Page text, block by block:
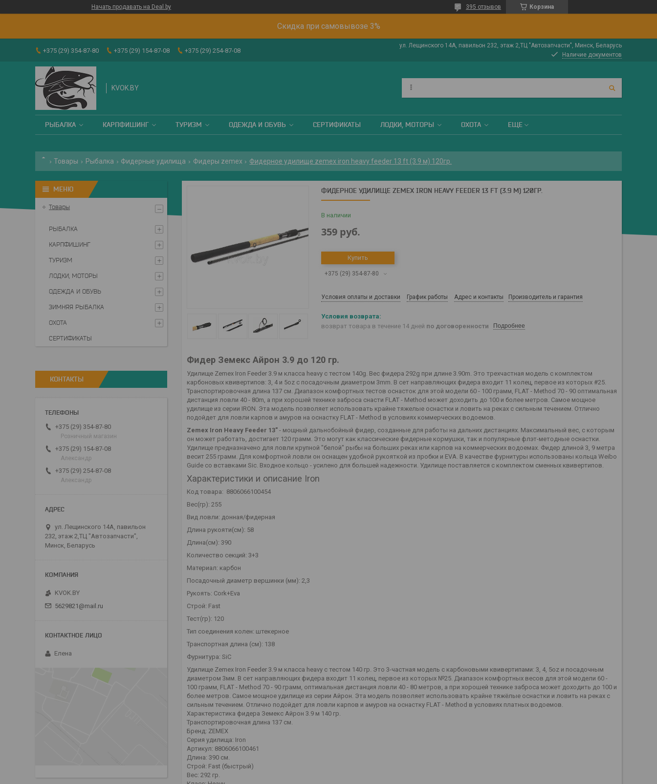
Начать продавать на Deal.by Корзина
395 отзывов
Скидка при самовывозе 3%
+375 (29) 354-87-80 +375 (29) 154-87-08 +375 (29) 254-87-08
ул. Лещинского 14А, павильон 232, этаж 2,ТЦ "Автозапчасти", Минск, Беларусь
Наличие документов
KVOK.BY
РЫБАЛКА КАРПФИШИНГ ТУРИЗМ ОДЕЖДА И ОБУВЬ СЕРТИФИКАТЫ ЛОДКИ, МОТОРЫ ОХОТА ЕЩЕ
Товары Рыбалка Фидерные удилища Фидеры zemex Фидерное удилище zemex iron heavy feeder 13 ft (3.9 м) 120гр.
ФИДЕРНОЕ УДИЛИЩЕ ZEMEX IRON HEAVY FEEDER 13 FT (3.9 М) 120ГР.
В наличии
359 руб.
Купить
+375 (29) 354-87-80
Условия оплаты и доставки График работы Адрес и контакты Производитель и гарантия
возврат товара в течение 14 дней по договоренности Подробнее
Фидер Земекс Айрон 3.9 до 120 гр.
Удилище Zemex Iron Feeder 3.9 м класса heavy с тестом 140g. Вес фидера 292g при длине 3.90m. Это трехчастная модель с комплектом
карбоновых квивертипов: 3, 4 и 5oz с посадочным диаметром 3mm. В сет направляющих фидера входит 11 колец, первое из которых #25.
Транспортировочная длина 137 см. Диапазон комфортных тестов оснасток для этой модели 60 - 100 грамм, FLAT - Method 70 - 90 оптимальная
дистанция ловли 40 - 80m, а при хорошей технике заброса снасти FLAT - Method может доходить до 100 и более метров. Самое мощное
удилище из серии IRON. Эта модель позволяет использовать крайне тяжелые оснастки и ловить на реках с сильным течением. Отлично
подойдет для ловли карпов и амуров на оснастку FLAT - Method в условиях коммерческих водоемов.
Zemex Iron Heavy Feeder 13" - мощный дальнобойный фидер, созданные для работы на дальних дистанциях. Максимальный вес, с которым
он может работать, достигает 120 грамм. Это могут как классические фидерные кормушки, так и популярные флэт-методные оснастки.
Удилище предназначено для ловли крупной "белой" рыбы на больших реках или карпов на коммерческих водоемах. Фидер длиной 3, 9 метра
весит 255 грамм. Для комфортной ловли он оснащен удобной рукояткой из пробки и EVA. В качестве фурнитуры использованы кольца Weibo
Guide со вставками Sic. Входное кольцо - усилено для большей надежности. Удилище поставляется с комплектом сменных квивертипов.
Характеристики и описание Iron
Код товара: 8806066100454
Вес(гр): 255
Вид ловли: донная/фидерная
Длина рукояти(см): 58
Длина(см): 390
Количество секций: 3+3
Материал: карбон
Посадочный диаметр вершинки (мм): 2,3
Рукоять: Cork+Eva
Строй: Fast
Тест(гр): 120
Тип соединения колен: штекерное
Транспортная длина (см): 138
Фурнитура: SiC
Удилище Zemex Iron Feeder 3.9 м класса heavy с тестом 140 гр. Это 3-частная модель с карбоновыми квивертипами: 3, 4, 5oz и посадочным
диаметром 3мм. В сет направляющих фидера входит 11 колец, первое из которых №25. Диапазон комфортных весов для этой модели 60 -
100 грамм, FLAT - Method 70 - 90 грамм, оптимальная дистанция ловли 40 - 80 метров, а при хорошей технике заброса может доходить до 100 и
более метров. Самое мощное удилище из серии Айрон. Эта модель позволяет использовать крайне тяжёлые оснастки и ловить на реках с
сильным течением. Отлично подойдет для ловли карпов и амуров на оснастку FLAT - Method в условиях платных водоемов.
Характеристика фидера Земекс Айрон 3.9 м 140 гр.
Транспортировочная длина 137 см.
Бренд: ZEMEX
Серия удилища: Iron
Артикул: 8806066100461
Длина: 390 см.
Строй: Fast (быстрый)
Вес: 292 гр.
Товары
РЫБАЛКА
КАРПФИШИНГ
ТУРИЗМ
ЛОДКИ, МОТОРЫ
ОДЕЖДА И ОБУВЬ
ЗИМНЯЯ РЫБАЛКА
ОХОТА
СЕРТИФИКАТЫ
КОНТАКТЫ
+375 (29) 354-87-80
Розничный магазин
+375 (29) 154-87-08
Александр
+375 (29) 254-87-08
Александр
ул. Лещинского 14А, павильон
232, этаж 2,ТЦ "Автозапчасти",
Минск, Беларусь
KVOK.BY
5629821@mail.ru
Елена